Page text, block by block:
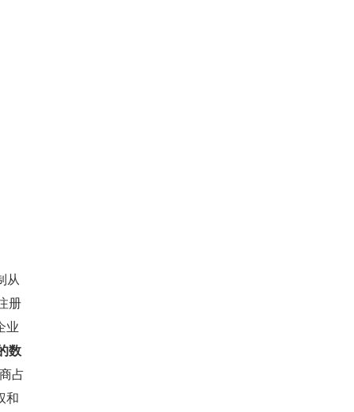
从
册
业
数
占
和